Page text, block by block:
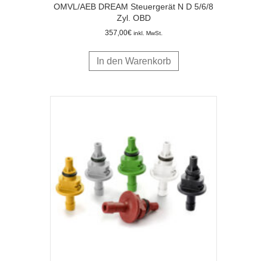
OMVL/AEB DREAM Steuergerät N D 5/6/8
Zyl. OBD
357,00€ inkl. MwSt.
In den Warenkorb